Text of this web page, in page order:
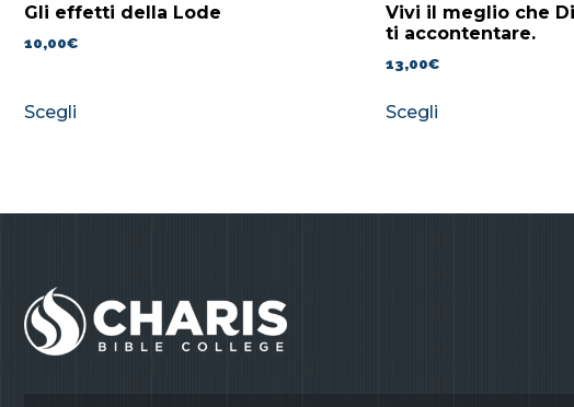
Gli effetti della Lode
10,00€
Scegli
Vivi il meglio che
ti accontentare.
13,00€
Scegli